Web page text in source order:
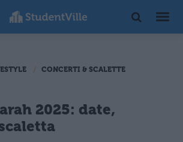
CONCERTI & SCALETTE
2025: date,